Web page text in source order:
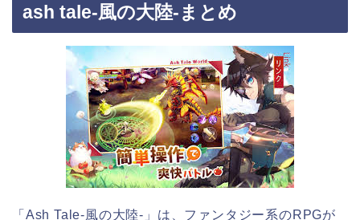
ash tale-風の大陸-まとめ
「Ash Tale-風の大陸-」は、ファンタジー系のRPGが